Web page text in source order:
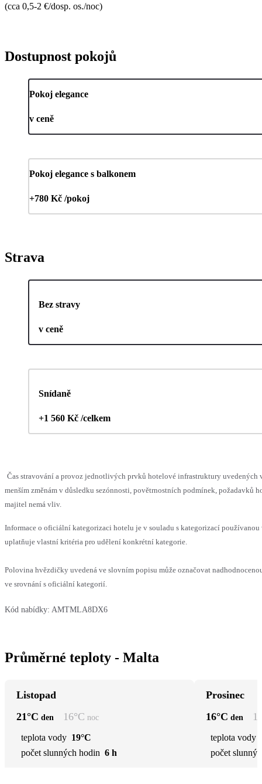
(cca 0,5-2 €/dosp. os./noc)
Dostupnost pokojů
Pokoj elegance
v ceně
Pokoj elegance s balkonem
+780 Kč /pokoj
Strava
Bez stravy
v ceně
Snídaně
+1 560 Kč /celkem
Čas stravování a provoz jednotlivých prvků hotelové infrastruktury uvedených
menším změnám v důsledku sezónnosti, povětrnostních podmínek, požadavků
majitel nemá vliv.
Informace o oficiální kategorizaci hotelu je v souladu s kategorizací používanou
uplatňuje vlastní kritéria pro udělení konkrétní kategorie.
Polovina hvězdičky uvedená ve slovním popisu může označovat
ve srovnání s oficiální kategorií.
Kód nabídky: AMTMLA8DX6
Průměrné teploty - Malta
Listopad
21°C den 16°C noc
teplota vody 19°C
počet slunných hodin 6 h
Prosinec
16°C den
teplota vody
počet